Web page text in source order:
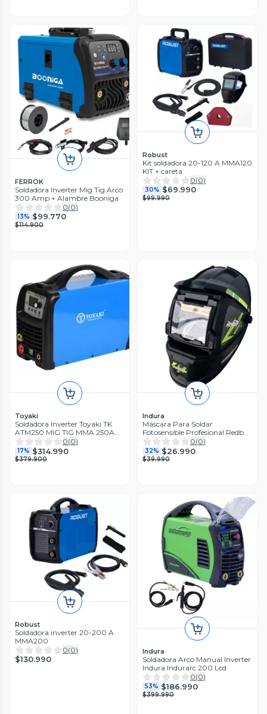
FERROK
Soldadora Inverter Mig Tig Arco
300 Amp + Alambre Booniga
0(0)
13% $99.770
$114.900
Robust
Kit soldadora 20-120 A MMA120
KIT + careta
0(0)
30% $69.990
$99.990
Toyaki
Soldadora Inverter Toyaki TK
ATM250 MIG TIG MMA 250A
Monof sica
0(0)
17% $314.990
$379.900
Indura
Máscara Para Soldar
Fotosensible Profesional Redbo
RB4000TC2 0(0)
32% $26.990
$39.990
Robust
Soldadora inverter 20-200 A
MMA200
0(0)
$130.990
Indura
Soldadora Arco Manual Inverter
Indura Indurarc 200 Lcd
0(0)
53% $186.990
$399.990